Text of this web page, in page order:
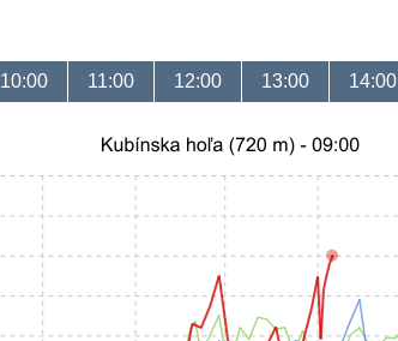
10:00 11:00 12:00 13:00 14:00